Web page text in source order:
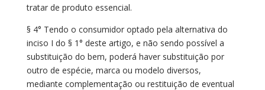
tratar de produto essencial.
§ 4° Tendo o consumidor optado pela alternativa do
inciso I do § 1° deste artigo, e não sendo possível a
substituição do bem, poderá haver substituição por
outro de espécie, marca ou modelo diversos,
mediante complementação ou restituição de eventual